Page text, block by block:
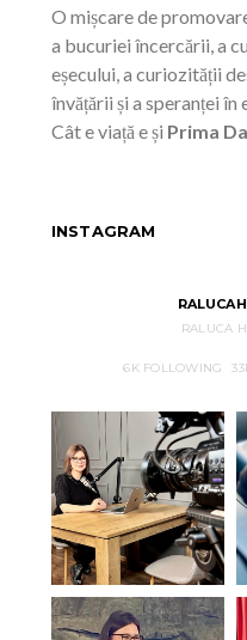
O mișcare de
a bucuriei încercării, a
eșecului, a curiozității
învățării și a speranței în
Cât e viață e și Prima
INSTAGRAM
RALUCA
6KFOLLOWING